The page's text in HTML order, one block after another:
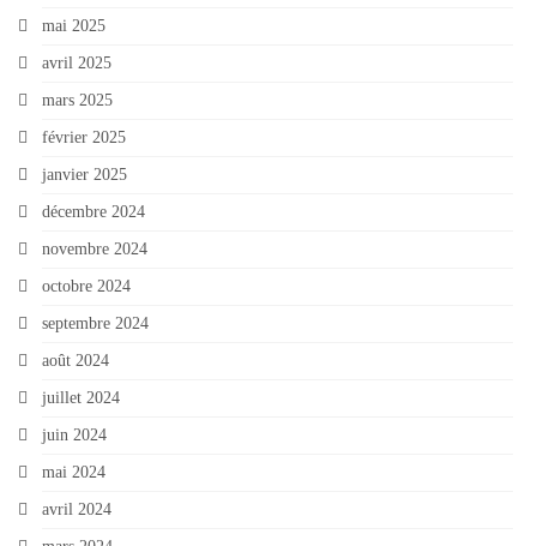
mai 2025
avril 2025
mars 2025
février 2025
janvier 2025
décembre 2024
novembre 2024
octobre 2024
septembre 2024
août 2024
juillet 2024
juin 2024
mai 2024
avril 2024